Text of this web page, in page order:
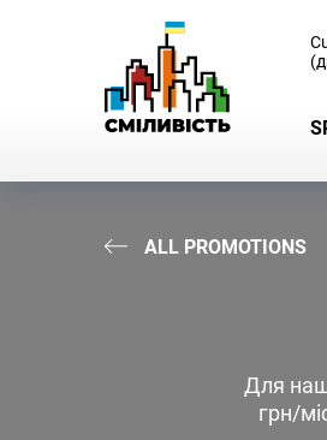
ALL PROMOTIONS
Для
грн/